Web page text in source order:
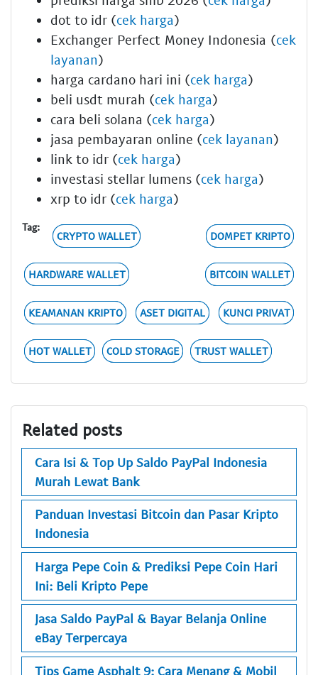
dot to idr (cek harga)
Exchanger Perfect Money Indonesia (cek
layanan)
harga cardano hari ini (cek harga)
beli usdt murah (cek harga)
cara beli solana (cek harga)
jasa pembayaran online (cek layanan)
link to idr (cek harga)
investasi stellar lumens (cek harga)
xrp to idr (cek harga)
Tag:
CRYPTO WALLET DOMPET KRIPTO
HARDWARE WALLET BITCOIN WALLET
KEAMANAN KRIPTO ASET DIGITAL KUNCI PRIVAT
HOT WALLET COLD STORAGE TRUST WALLET
Related posts
Cara Isi & Top Up Saldo PayPal Indonesia
Murah Lewat Bank
Panduan Investasi Bitcoin dan Pasar Kripto
Indonesia
Harga Pepe Coin & Prediksi Pepe Coin Hari
Ini: Beli Kripto Pepe
Jasa Saldo PayPal & Bayar Belanja Online
eBay Terpercaya
Tips Game Asphalt 9: Cara Menang & Mobil